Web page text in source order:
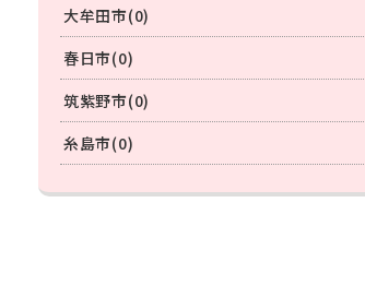
大牟田市(0)
春日市(0)
筑紫野市(0)
糸島市(0)